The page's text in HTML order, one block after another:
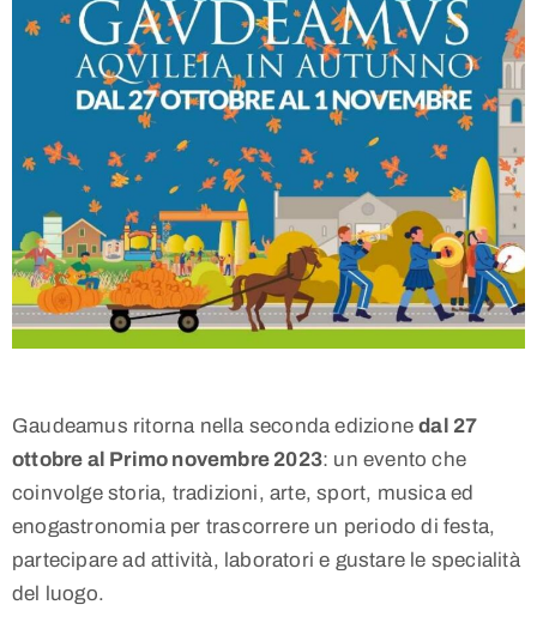
Gaudeamus ritorna nella seconda edizionedal 27
ottobre al Primo novembre 2023: un evento che
coinvolge storia, tradizioni, arte, sport, musica ed
enogastronomia per trascorrere un periodo di festa,
partecipare ad attività, laboratori e gustare le specialità
del luogo.